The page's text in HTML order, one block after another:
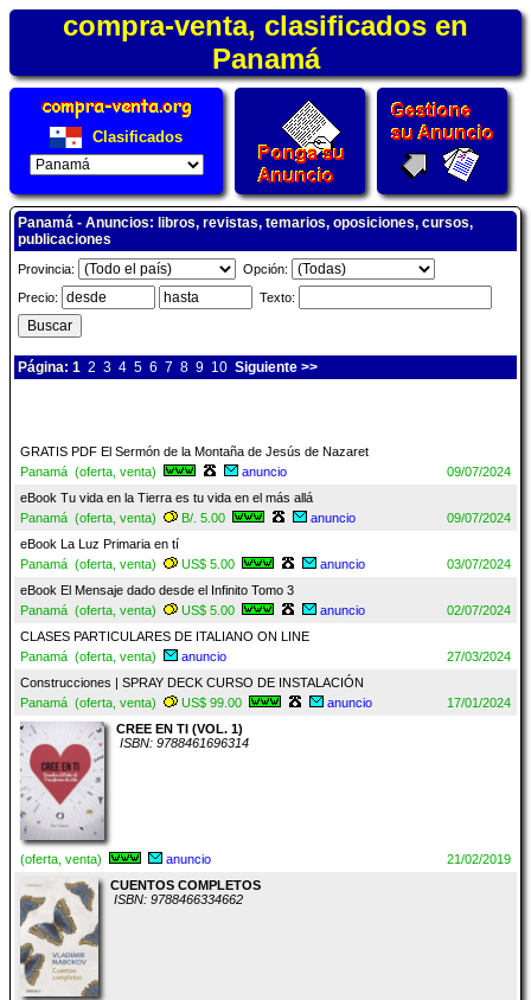
compra-venta, clasificados en
Panamá
Clasificados
Panamá - Anuncios: libros, revistas, temarios, oposiciones, cursos,
publicaciones
Provincia:
Opción:
Precio:
Texto:
Página: 1 2 3 4 5 6 7 8 9 10 Siguiente >>
GRATIS PDF El Sermón de la Montaña de Jesús de Nazaret
Panamá (oferta, venta)
anuncio
09/07/2024
eBook Tu vida en la Tierra es tu vida en el más allá
Panamá (oferta, venta)
B/. 5.00 anuncio
09/07/2024
eBook La Luz Primaria en tí
Panamá (oferta, venta)
US$ 5.00 anuncio
03/07/2024
eBook El Mensaje dado desde el Infinito Tomo 3
Panamá (oferta, venta)
US$ 5.00 anuncio
02/07/2024
CLASES PARTICULARES DE ITALIANO ON LINE
Panamá (oferta, venta)
anuncio
27/03/2024
Construcciones | SPRAY DECK CURSO DE INSTALACIÓN
Panamá (oferta, venta)
US$ 99.00 anuncio
17/01/2024
CREE EN TI (VOL. 1)
ISBN: 9788461696314
(oferta, venta) anuncio
21/02/2019
CUENTOS COMPLETOS
ISBN: 9788466334662